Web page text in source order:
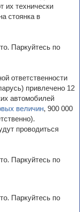
их технически
стоянка в
ответственности
привлечено 12
автомобилей
величин, 900 000
проводиться